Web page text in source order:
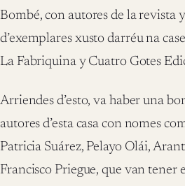
Bombé, con autores de la revista
d’exemplares xusto darréu na
La Fabriquina y Cuatro Gotes
Arriendes d’esto, va haber una
autores d’esta casa con nomes
Patricia Suárez, Pelayo Olái,
Francisco Priegue, que van tener